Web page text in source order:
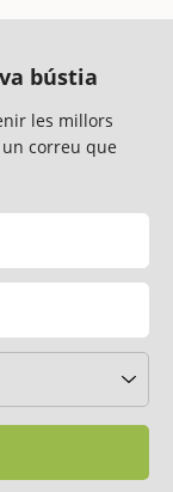
bústia
les millors
correu que